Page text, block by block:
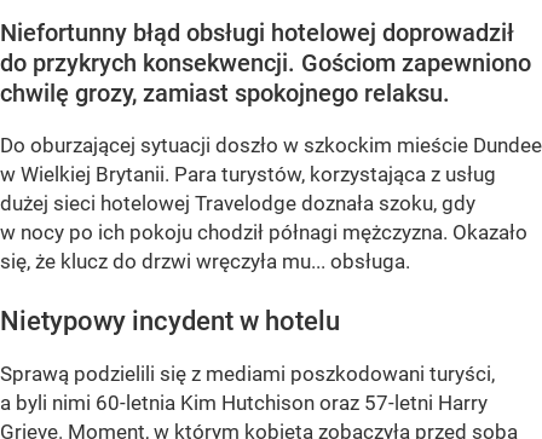
Niefortunny błąd obsługi hotelowej doprowadził
do przykrych konsekwencji. Gościom zapewniono
chwilę grozy, zamiast spokojnego relaksu.
Do oburzającej sytuacji doszło w szkockim mieście Dundee
w Wielkiej Brytanii. Para turystów, korzystająca z usług
dużej sieci hotelowej Travelodge doznała szoku, gdy
w nocy po ich pokoju chodził półnagi mężczyzna. Okazało
się, że klucz do drzwi wręczyła mu... obsługa.
Nietypowy incydent w hotelu
Sprawą podzielili się z mediami poszkodowani turyści,
a byli nimi 60-letnia Kim Hutchison oraz 57-letni Harry
Grieve. Moment, w którym kobieta zobaczyła przed sobą